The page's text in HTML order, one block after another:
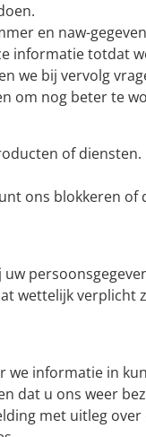
en naw-
informatie totdat
we bij vervolg
om nog beter te
of diensten.
ons blokkeren of
wettelijk verplicht
we informatie in
dat u ons weer
met uitleg over